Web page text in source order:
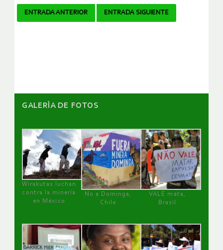
Navegador
ENTRADA ANTERIOR ENTRADA SIGUIENTE
GALERÌA DE FOTOS
Wirakutas luchan
contra la minería
en México
No a Dominga,
Chile
VALE mata,
Brasil